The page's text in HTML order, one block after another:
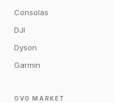
Consolas
DJI
Dyson
Garmin
OVO MARKET